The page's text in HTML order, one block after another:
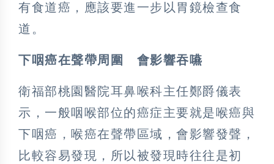
有食道癌，應該要進一步以胃鏡檢查食
道。
下咽癌在聲帶周圍 會影響吞嚥
衛福部桃園醫院耳鼻喉科主任鄭爵儀表
示，一般咽喉部位的癌症主要就是喉癌與
下咽癌，喉癌在聲帶區域，會影響發聲，
比較容易發現，所以被發現時往往是初